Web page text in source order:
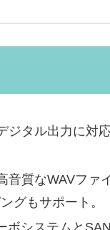
ジタル出力に対
音質なWAVファ
グもサポート。